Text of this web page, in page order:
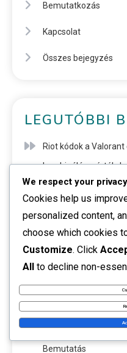
Bemutatkozás
Kapcsolat
Összes bejegyzés
LEGUTÓBBI
Riot kódok a
kombinálása, érték,
Riot kódok a
alkalmazások
VALORANT Pontok
tapasztalatok,
VALORANT Pontok
ajánlatok,
Valorant
Bemutatás
We respect your privacy
Cookies help us
personalized content,
choose which cookies
Customize. Click
All to decline non-